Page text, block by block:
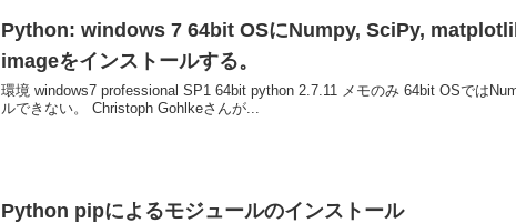
Python: windows 7 64bit OSにNumpy, SciPy,
imageをインストールする。
環境 windows7 professional SP1 64bit python 2.7.11 メモのみ 64bit OSでは
ルできない。 Christoph Gohlkeさんが...
Python pipによるモジュールのインストール